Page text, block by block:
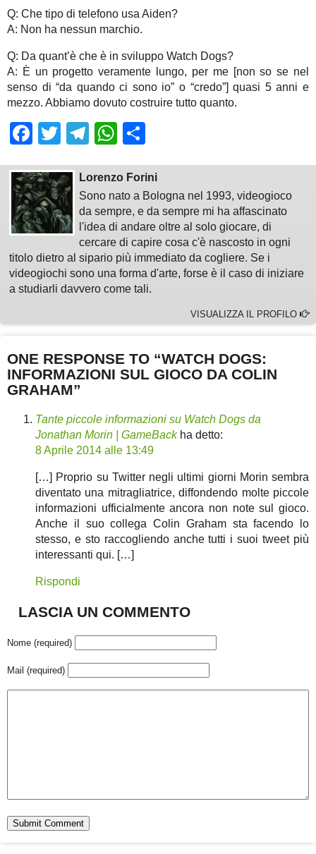
Q: Che tipo di telefono usa Aiden?
A: Non ha nessun marchio.
Q: Da quant’è che è in sviluppo Watch Dogs?
A: È un progetto veramente lungo, per me [non so se nel
senso di “da quando ci sono io” o “credo”] quasi 5 anni e
mezzo. Abbiamo dovuto costruire tutto quanto.
Facebook
TwitterTelegram
WhatsApp
Lorenzo Forini
Sono nato a Bologna nel 1993, videogioco
da sempre, e da sempre mi ha affascinato
l'idea di andare oltre al solo giocare, di
cercare di capire cosa c'è nascosto in ogni
titolo dietro al sipario più immediato da cogliere. Se i
videogiochi sono una forma d'arte, forse è il caso di iniziare
a studiarli davvero come tali.
VISUALIZZA IL PROFILO
ONE RESPONSE TO “WATCH DOGS:
INFORMAZIONI SUL GIOCO DA COLIN
GRAHAM”
Tante piccole informazioni su Watch Dogs da
Jonathan Morin | GameBack ha detto:
8 Aprile 2014 alle 13:49
[…] Proprio su Twitter negli ultimi giorni Morin sembra
diventato una mitragliatrice, diffondendo molte piccole
informazioni ufficialmente ancora non note sul gioco.
Anche il suo collega Colin Graham sta facendo lo
stesso, e sto raccogliendo anche tutti i suoi tweet più
interessanti qui. […]
Rispondi
LASCIA UN COMMENTO
Nome (required)
Mail (required)